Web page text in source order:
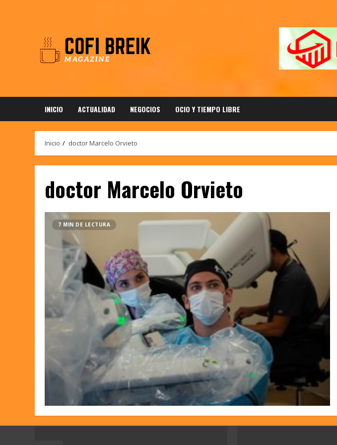
INICIO ACTUALIDAD NEGOCIOS OCIO Y TIEMPO LIBRE
Inicio doctor Marcelo Orvieto
doctor Marcelo Orvieto
7 MIN DE LECTURA